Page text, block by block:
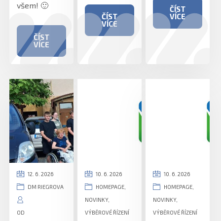
všem! 🙂
ČÍST
VÍCE
ČÍST
VÍCE
ČÍST
VÍCE
12. 6. 2026
DM RIEGROVA
OD
10. 6. 2026
HOMEPAGE
NOVINKY,
VÝBĚROVÉ ŘÍZENÍ
10. 6. 2026
HOMEPAGE
NOVINKY,
VÝBĚROVÉ ŘÍZENÍ